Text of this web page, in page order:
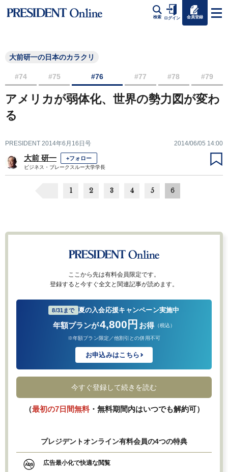
検索 ログイン 会員登録
大前研一の日本のカラクリ
#74 #75 #76 #77 #78 #79
アメリカが弱体化、世界の勢力図が変わ
る
PRESIDENT 2014年6月16日号 2014/06/05 14:00
大前 研一 +フォロー
ビジネス・ブレークスルー大学学長
1 2 3 4 5 6
ここから先は有料会員限定です。
登録すると今すぐ全文と関連記事が読めます。
8/31まで 夏の入会応援キャンペーン実施中
年額プランが4,800円 お得 （税込）
※年額プラン限定／他割引との併用不可
お申込みはこちら
今すぐ登録して続きを読む
（最初の7日間無料・無料期間内はいつでも解約可）
プレジデントオンライン有料会員の4つの特典
広告最小化で快適な閲覧